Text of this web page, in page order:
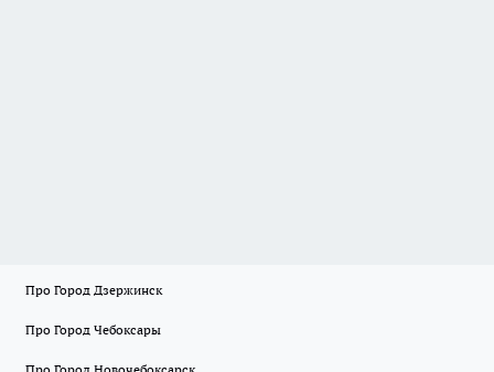
Про Город Дзержинск
Про Город Чебоксары